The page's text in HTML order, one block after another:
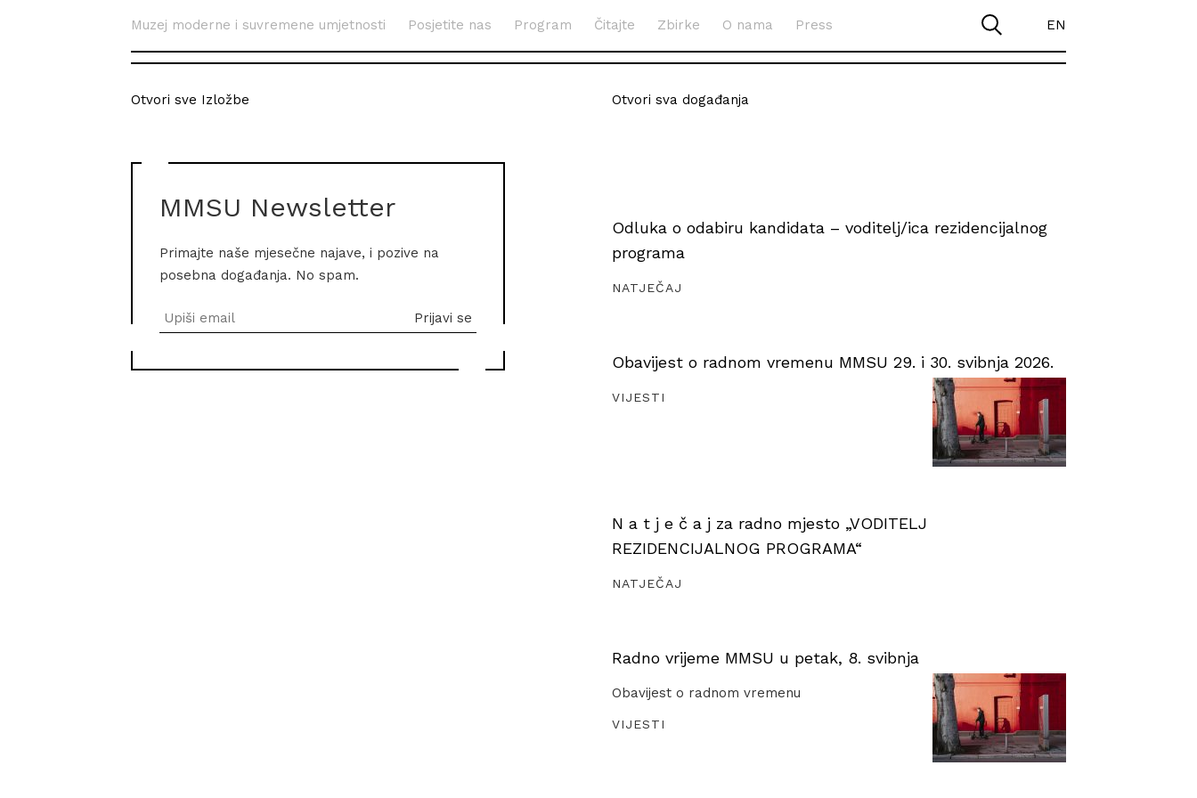
Muzej moderne i suvremene umjetnosti Posjetite nas Program Čitajte Zbirke O nama Press EN
Otvori sve Izložbe
MMSU Newsletter
Primajte naše mjesečne najave, i pozive na
posebna događanja. No spam.
Otvori sva događanja
Odluka o odabiru kandidata – voditelj/ica rezidencijalnog
programa
NATJEČAJ
Obavijest o radnom vremenu MMSU 29. i 30. svibnja 2026.
VIJESTI
N a t j e č a j za radno mjesto „VODITELJ
REZIDENCIJALNOG PROGRAMA“
NATJEČAJ
Radno vrijeme MMSU u petak, 8. svibnja
Obavijest o radnom vremenu
VIJESTI